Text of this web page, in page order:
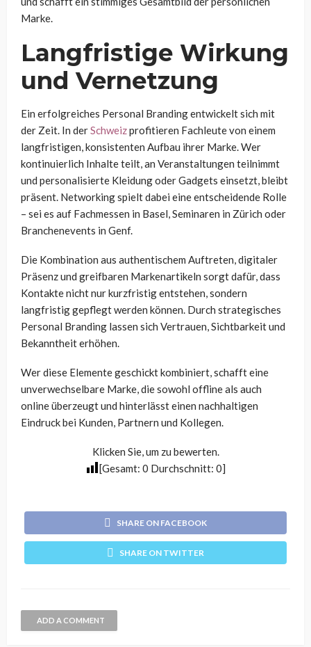
Marke.
Langfristige Wirkung
und Vernetzung
Ein erfolgreiches Personal Branding entwickelt sich mit
der Zeit. In derSchweizprofitieren Fachleute von einem
langfristigen, konsistenten Aufbau ihrer Marke. Wer
kontinuierlich Inhalte teilt, an Veranstaltungen teilnimmt
und personalisierte Kleidung oder Gadgets einsetzt, bleibt
präsent. Networking spielt dabei eine entscheidende Rolle
– sei es auf Fachmessen in Basel, Seminaren in Zürich oder
Branchenevents in Genf.
Die Kombination aus authentischem Auftreten, digitaler
Präsenz und greifbaren Markenartikeln sorgt dafür, dass
Kontakte nicht nur kurzfristig entstehen, sondern
langfristig gepflegt werden können. Durch strategisches
Personal Branding lassen sich Vertrauen, Sichtbarkeit und
Bekanntheit erhöhen.
Wer diese Elemente geschickt kombiniert, schafft eine
unverwechselbare Marke, die sowohl offline als auch
online überzeugt und hinterlässt einen nachhaltigen
Eindruck bei Kunden, Partnern und Kollegen.
Klicken Sie, um zu bewerten.
[Gesamt: 0 Durchschnitt: 0]
SHARE ON FACEBOOK
SHARE ON TWITTER
ADD A COMMENT